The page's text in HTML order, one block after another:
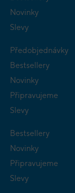
Novinky
Slevy
Předobjednávky
Bestsellery
Novinky
Připravujeme
Slevy
Bestsellery
Novinky
Připravujeme
Slevy